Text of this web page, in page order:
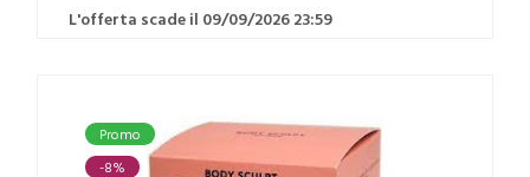
L'offerta scade il 09/09/2026 23:59
Promo
-8%